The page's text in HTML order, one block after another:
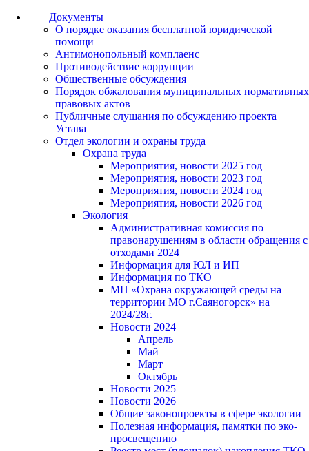
Документы
О порядке оказания бесплатной юридической
помощи
Антимонопольный комплаенс
Противодействие коррупции
Общественные обсуждения
Порядок обжалования муниципальных нормативных
правовых актов
Публичные слушания по обсуждению проекта
Устава
Отдел экологии и охраны труда
Охрана труда
Мероприятия, новости 2025 год
Мероприятия, новости 2023 год
Мероприятия, новости 2024 год
Мероприятия, новости 2026 год
Экология
Административная комиссия по
правонарушениям в области обращения с
отходами 2024
Информация для ЮЛ и ИП
Информация по ТКО
МП «Охрана окружающей среды на
территории МО г.Саяногорск» на
2024/28г.
Новости 2024
Апрель
Май
Март
Октябрь
Новости 2025
Новости 2026
Общие законопроекты в сфере экологии
Полезная информация, памятки по эко-
просвещению